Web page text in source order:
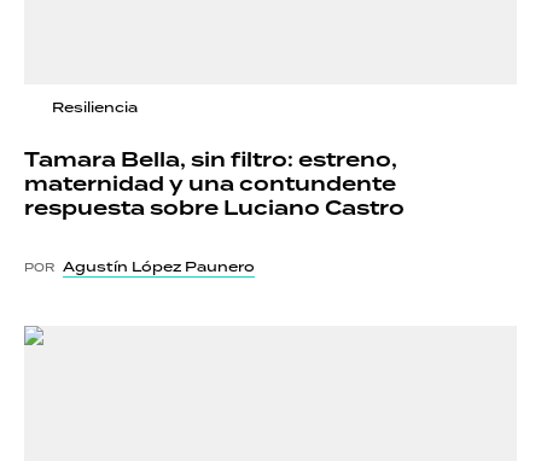
Resiliencia
Tamara Bella, sin filtro: estreno,
maternidad y una contundente
respuesta sobre Luciano Castro
POR Agustín López Paunero